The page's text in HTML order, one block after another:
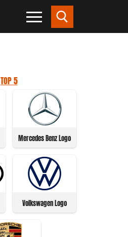
TOP 5
Mercedes Benz Logo
Volkswagen Logo